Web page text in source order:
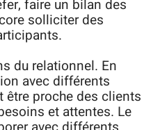
faire un bilan des
solliciter des
du relationnel. En
avec différents
être proche des clients
et attentes. Le